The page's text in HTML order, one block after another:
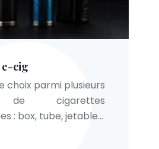
e-cig
choix parmi plusieurs
de cigarettes
: box, tube, jetable…